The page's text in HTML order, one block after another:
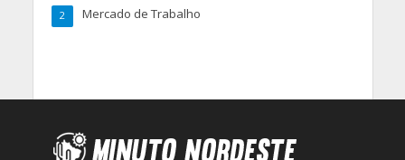
Mercado de Trabalho
2